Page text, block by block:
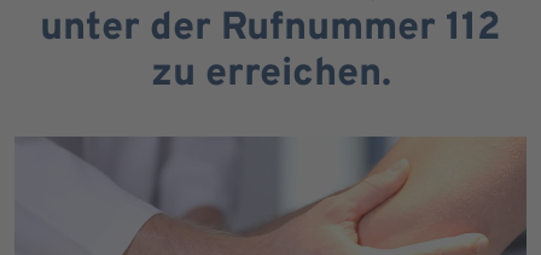
unter der Rufnummer 112
zu erreichen.